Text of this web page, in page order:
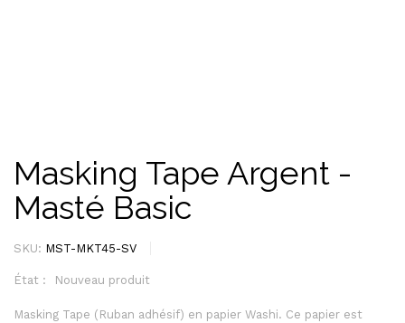
Masking Tape Argent -
Masté Basic
SKU: MST-MKT45-SV
État : Nouveau produit
Masking Tape (Ruban adhésif) en papier Washi. Ce papier est